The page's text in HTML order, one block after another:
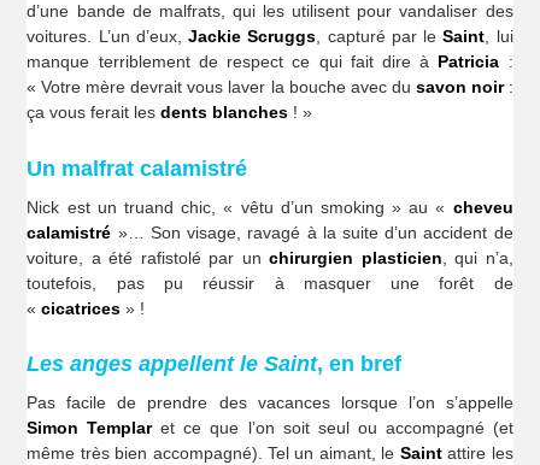
d’une bande de malfrats, qui les utilisent pour vandaliser des
voitures. L’un d’eux,Jackie Scruggs, capturé par leSaint, lui
manque terriblement de respect ce qui fait dire à Patricia :
« Votre mère devrait vous laver la bouche avec du savon noir:
ça vous ferait lesdents blanches ! »
Un malfrat calamistré
Nick est un truand chic, « vêtu d’un smoking » au « cheveu
calamistré »… Son visage, ravagé à la suite d’un accident de
voiture, a été rafistolé par unchirurgien plasticien , qui n’a,
toutefois, pas pu réussir à masquer une forêt de
«cicatrices » !
Les anges appellent le Saint, en bref
Pas facile de prendre des vacances lorsque l’on s’appelle
Simon Templaret ce que l’on soit seul ou accompagné (et
même très bien accompagné). Tel un aimant, le Saintattire les